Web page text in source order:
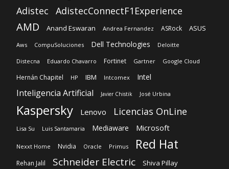
Adistec AdistecConnectF1Experience
AMD Anand Eswaran Andrea Fernandez ASRock ASUS
Aws CompuSoluciones Dell Technologies Deloitte
Distecna Eduardo Chavarro Fortinet Gartner Google Cloud
Hernán Chapitel HP IBM Intcomex Intel
Inteligencia Artificial Javier Chistik José Urbina
Kaspersky Lenovo Licencias OnLine
Lisa Su Luis Santamaria Mediaware Microsoft
Nexxt Home Nvidia Oracle Primus Red Hat
Rehan Jalil Schneider Electric Shiva Pillay